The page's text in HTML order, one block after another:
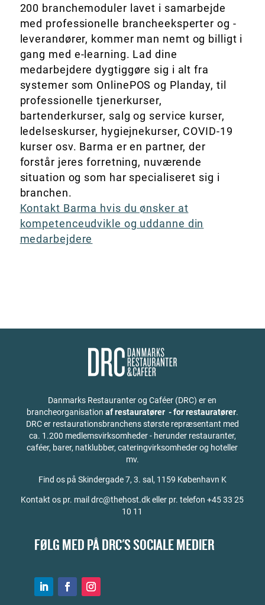
200 branchemoduler lavet i samarbejde
med professionelle brancheeksperter og -
leverandører, kommer man nemt og billigt i
gang med e-learning. Lad dine
medarbejdere dygtiggøre sig i alt fra
systemer som OnlinePOS og Planday, til
professionelle tjenerkurser,
bartenderkurser, salg og service kurser,
ledelseskurser, hygiejnekurser, COVID-19
kurser osv. Barma er en partner, der
forstår jeres forretning, nuværende
situation og som har specialiseret sig i
branchen.
Kontakt Barma hvis du ønsker at
kompetenceudvikle og uddanne din
medarbejdere
Danmarks Restauranter og Caféer (DRC) er en
brancheorganisation af restauratører - for restauratører.
DRC er restaurationsbranchens største repræsentant med
ca. 1.200 medlemsvirksomheder - herunder restauranter,
caféer, barer, natklubber, cateringvirksomheder og hoteller
mv.
Find os på Skindergade 7, 3. sal, 1159 København K
Kontakt os pr. mail drc@thehost.dk eller pr. telefon +45 33 25
10 11
FØLG MED PÅ DRC'S SOCIALE MEDIER